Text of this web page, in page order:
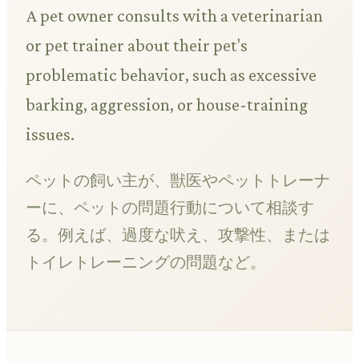
A pet owner consults with a veterinarian
or pet trainer about their pet's
problematic behavior, such as excessive
barking, aggression, or house-training
issues.
ペットの飼い主が、獣医やペットトレーナ
ーに、ペットの問題行動について相談す
る。例えば、過度な吠え、攻撃性、または
トイレトレーニングの問題など。